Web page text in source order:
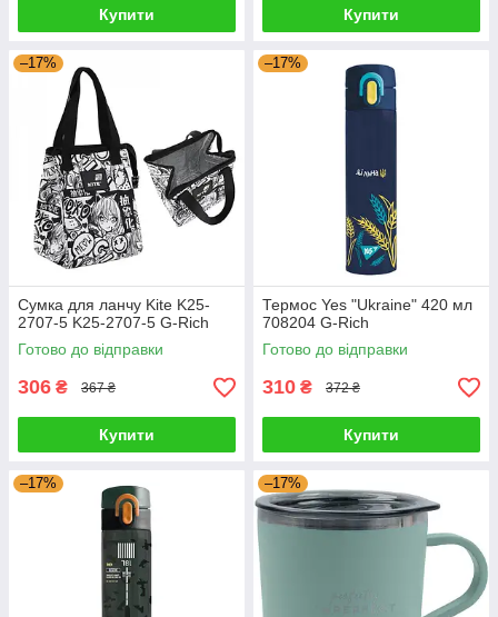
Купити Купити
–17%
Сумка для ланчу Kite K25-
2707-5 K25-2707-5 G-Rich
Готово до відправки
306 ₴ 367 ₴
Купити
–17%
Термос Yes "Ukraine" 420 мл
708204 G-Rich
Готово до відправки
310 ₴ 372 ₴
Купити
–17% –17%